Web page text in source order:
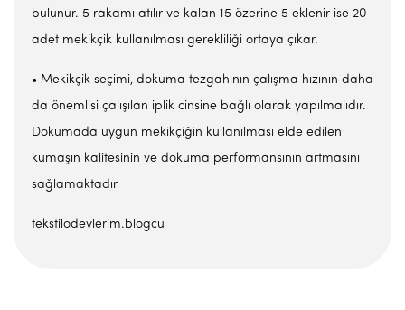
bulunur. 5 rakamı atılır ve kalan 15 özerine 5 eklenir ise 20
adet mekikçik kullanılması gerekliliği ortaya çıkar.
• Mekikçik seçimi, dokuma tezgahının çalışma hızının daha
da önemlisi çalışılan iplik cinsine bağlı olarak yapılmalıdır.
Dokumada uygun mekikçiğin kullanılması elde edilen
kumaşın kalitesinin ve dokuma performansının artmasını
sağlamaktadır
tekstilodevlerim.blogcu